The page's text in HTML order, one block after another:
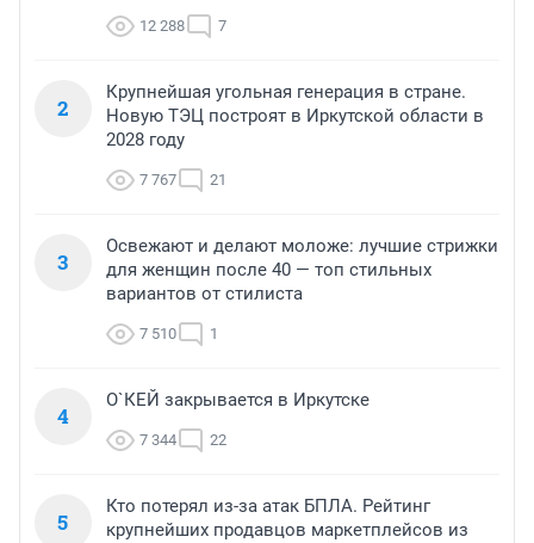
12 288 7
2
Крупнейшая угольная генерация в стране.
Новую ТЭЦ построят в Иркутской области в
2028 году
7 767 21
3
Освежают и делают моложе: лучшие стрижки
для женщин после 40 — топ стильных
вариантов от стилиста
7 510 1
4
О`КЕЙ закрывается в Иркутске
7 344 22
5
Кто потерял из-за атак БПЛА. Рейтинг
крупнейших продавцов маркетплейсов из